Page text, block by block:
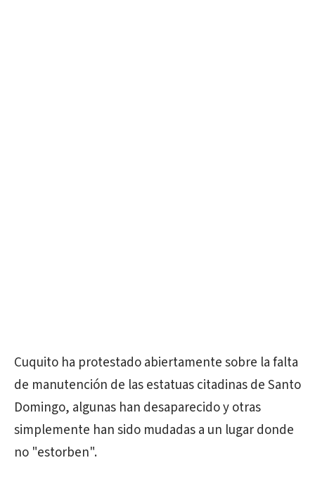
Cuquito ha protestado abiertamente sobre la falta
de manutención de las estatuas citadinas de Santo
Domingo, algunas han desaparecido y otras
simplemente han sido mudadas a un lugar donde
no "estorben".